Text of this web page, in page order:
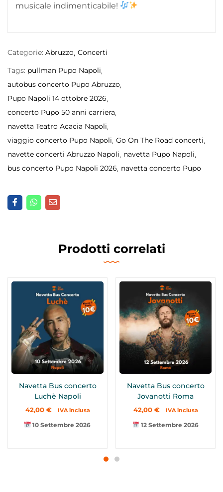
musicale indimenticabile!
Categorie: Abruzzo Concerti
Tags: pullman Pupo Napoli
autobus concerto Pupo Abruzzo
Pupo Napoli 14 ottobre 2026
concerto Pupo 50 anni carriera
navetta Teatro Acacia Napoli
viaggio concerto Pupo Napoli Go On The Road concerti
navette concerti Abruzzo Napoli navetta Pupo Napoli
bus concerto Pupo Napoli 2026 navetta concerto Pupo
Prodotti correlati
Navetta Bus concerto
Luchè Napoli
42,00 € IVA inclusa
10 Settembre 2026
Navetta Bus concerto
Jovanotti Roma
42,00 € IVA inclusa
12 Settembre 2026